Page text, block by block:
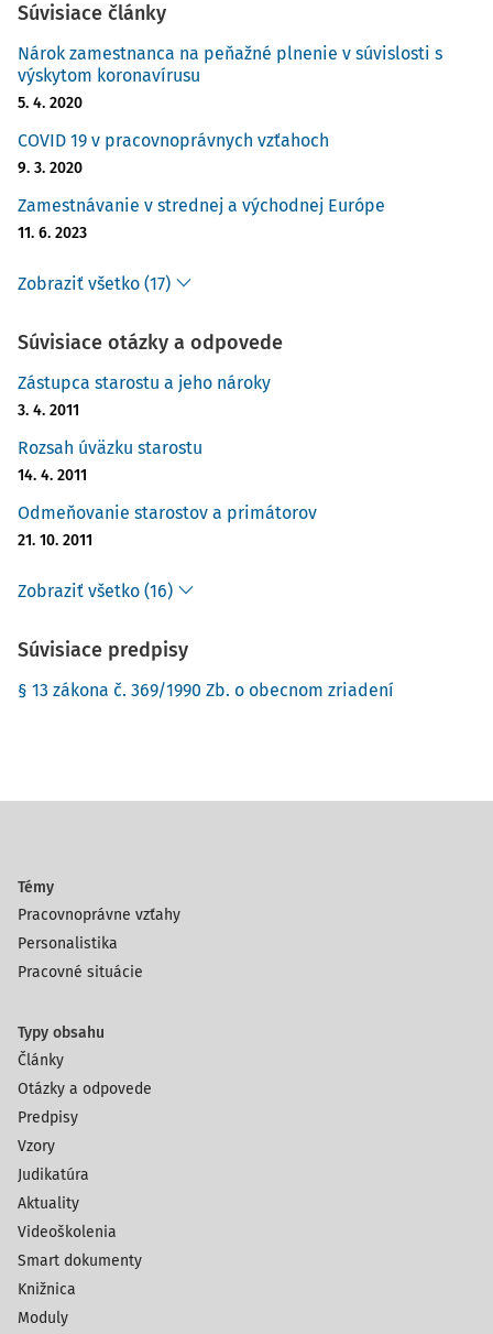
Súvisiace články
Nárok zamestnanca na peňažné plnenie v súvislosti s
výskytom koronavírusu
5. 4. 2020
COVID 19 v pracovnoprávnych vzťahoch
9. 3. 2020
Zamestnávanie v strednej a východnej Európe
11. 6. 2023
Zobraziť všetko (17)
Súvisiace otázky a odpovede
Zástupca starostu a jeho nároky
3. 4. 2011
Rozsah úväzku starostu
14. 4. 2011
Odmeňovanie starostov a primátorov
21. 10. 2011
Zobraziť všetko (16)
Súvisiace predpisy
§ 13 zákona č. 369/1990 Zb. o obecnom zriadení
Témy
Pracovnoprávne vzťahy
Personalistika
Pracovné situácie
Typy obsahu
Články
Otázky a odpovede
Predpisy
Vzory
Judikatúra
Aktuality
Videoškolenia
Smart dokumenty
Knižnica
Moduly